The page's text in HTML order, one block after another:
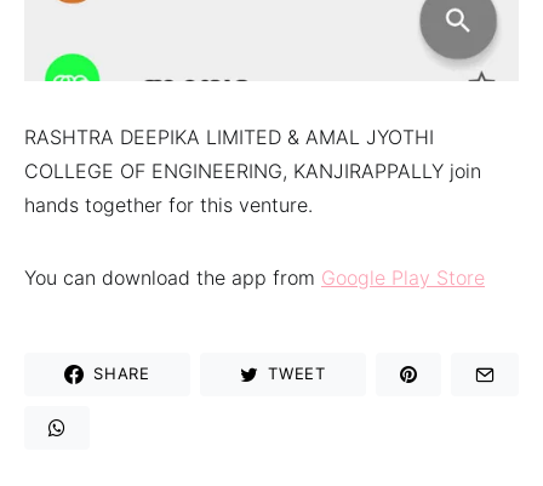
RASHTRA DEEPIKA LIMITED & AMAL JYOTHI
COLLEGE OF ENGINEERING, KANJIRAPPALLY join
hands together for this venture.
You can download the app from Google Play Store
SHARE TWEET